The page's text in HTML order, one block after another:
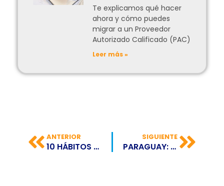
Te explicamos qué hacer
ahora y cómo puedes
migrar a un Proveedor
Autorizado Calificado (PAC)
Leer más »
ANTERIOR
10 HÁBITOS PODEROSOS QUE TODO EMPRENDEDOR EXITOSO DEBE CONOCER
SIGUIENTE
PARAGUAY: CONOCE LOS NUEVOS GRUPOS QUE ENTRAN A OBLIGATORIEDAD PARA LA FACTURACIÓN ELECTRÓNICA DESDE EL 2DO. TRIMESTRE DEL 2024